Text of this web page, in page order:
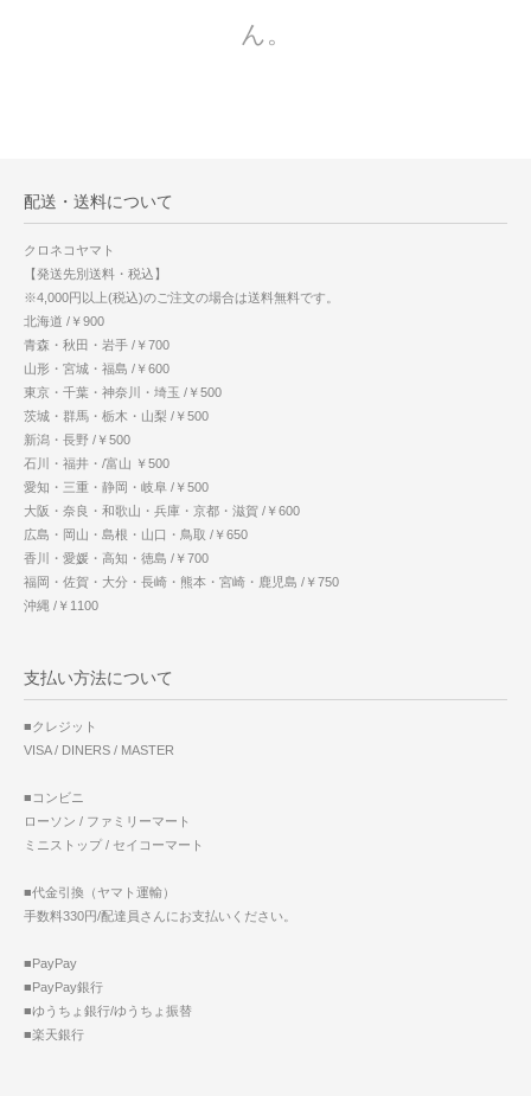
ん。
配送・送料について
クロネコヤマト
【発送先別送料・税込】
※4,000円以上(税込)のご注文の場合は送料無料です。
北海道 /￥900
青森・秋田・岩手 /￥700
山形・宮城・福島 /￥600
東京・千葉・神奈川・埼玉 /￥500
茨城・群馬・栃木・山梨 /￥500
新潟・長野 /￥500
石川・福井・/富山 ￥500
愛知・三重・静岡・岐阜 /￥500
大阪・奈良・和歌山・兵庫・京都・滋賀 /￥600
広島・岡山・島根・山口・鳥取 /￥650
香川・愛媛・高知・徳島 /￥700
福岡・佐賀・大分・長崎・熊本・宮崎・鹿児島 /￥750
沖縄 /￥1100
支払い方法について
■クレジット
VISA / DINERS / MASTER
■コンビニ
ローソン / ファミリーマート
ミニストップ / セイコーマート
■代金引換（ヤマト運輸）
手数料330円/配達員さんにお支払いください。
■PayPay
■PayPay銀行
■ゆうちょ銀行/ゆうちょ振替
■楽天銀行